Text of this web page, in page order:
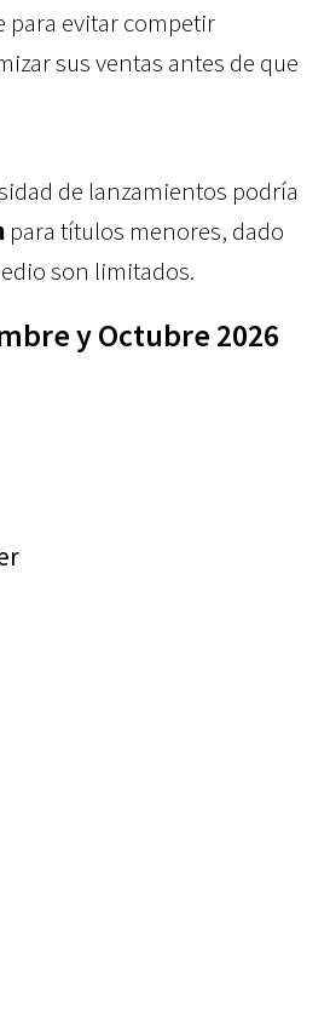
para evitar competir
sus ventas antes de que
de lanzamientos podría
para títulos menores, dado
son limitados.
y Octubre 2026